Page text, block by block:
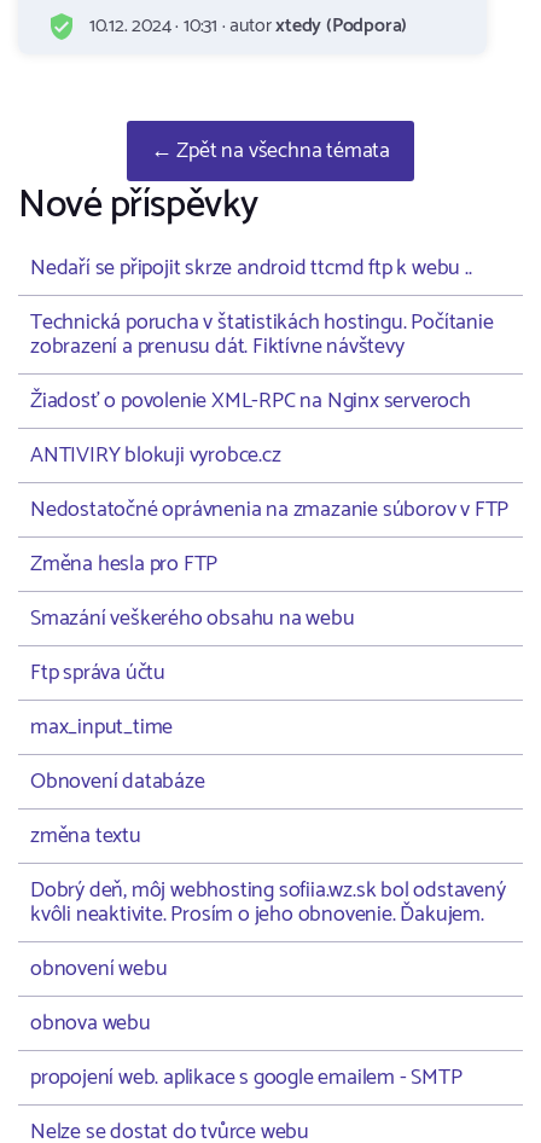
10.12. 2024 · 10:31 · autorxtedy (Podpora)
← Zpět na všechna témata
Nové příspěvky
Nedaří se připojit skrze android ttcmd ftp k webu ..
Technická porucha v štatistikách hostingu. Počítanie
zobrazení a prenusu dát. Fiktívne návštevy
Žiadosť o povolenie XML-RPC na Nginx serveroch
ANTIVIRY blokuji vyrobce.cz
Nedostatočné oprávnenia na zmazanie súborov v FTP
Změna hesla pro FTP
Smazání veškerého obsahu na webu
Ftp správa účtu
max_input_time
Obnovení databáze
změna textu
Dobrý deň, môj webhosting sofiia.wz.sk bol odstavený
kvôli neaktivite. Prosím o jeho obnovenie. Ďakujem.
obnovení webu
obnova webu
propojení web. aplikace s google emailem - SMTP
Nelze se dostat do tvůrce webu